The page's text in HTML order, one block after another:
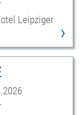
Leipziger
›